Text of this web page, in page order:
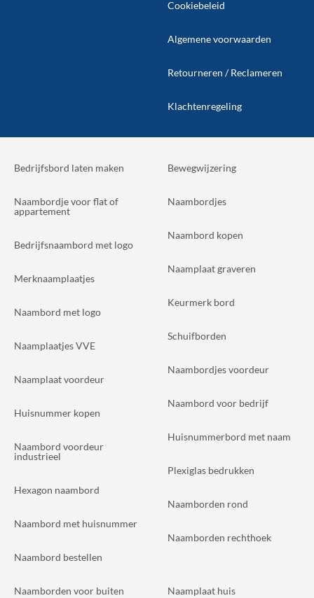
Cookiebeleid
Algemene voorwaarden
Retourneren / Reclameren
Klachtenregeling
Bedrijfsbord laten maken
Naambordje voor flat of
appartement
Bedrijfsnaambord met logo
Merknaamplaatjes
Naambord met logo
Naamplaatjes VVE
Naamplaat voordeur
Huisnummer kopen
Naambord voordeur
industrieel
Hexagon naambord
Naambord met huisnummer
Naambord bestellen
Bewegwijzering
Naambordjes
Naambord kopen
Naamplaat graveren
Keurmerk bord
Schuifborden
Naambordjes voordeur
Naambord voor bedrijf
Huisnummerbord met naam
Plexiglas bedrukken
Naamborden rond
Naamborden rechthoek
Naamborden voor buiten Naamplaat huis